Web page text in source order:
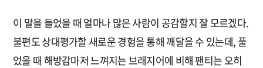
이 말을 들었을 때 얼마나 많은 사람이 공감할지 잘 모르겠다.
불편도 상대평가할 새로운 경험을 통해 깨달을 수 있는데, 풀
었을 때 해방감마저 느껴지는 브래지어에 비해 팬티는 오히